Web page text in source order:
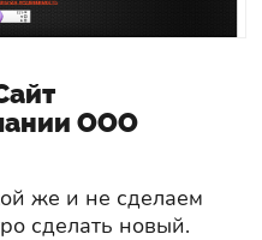
ООО
же и не сделаем
сделать новый.